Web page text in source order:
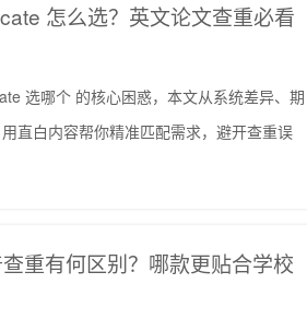
怎么选？英文论文查重必看
选哪个 的核心困惑，本文从系统差异、期
直白内容帮你精准匹配需求，避开查重误
重有何区别？哪款更贴合学校